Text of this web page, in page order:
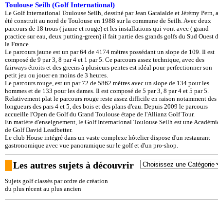
Toulouse Seilh (Golf International)
Le Golf International Toulouse Seilh, dessiné par Jean Garaialde et Jérémy Pern, a
été construit au nord de Toulouse en 1988 sur la commune de Seilh. Avec deux
parcours de 18 trous ( jaune et rouge) et les installations qui vont avec ( grand
practice sur eau, deux putting-green) il fait partie des grands golfs du Sud Ouest
la France.
Le parcours jaune est un par 64 de 4174 mètres possédant un slope de 109. Il est
composé de 9 par 3, 8 par 4 et 1 par 5. Ce parcours assez technique, avec des
fairways étroits et des greens à plusieurs pentes est idéal pour perfectionner son
petit jeu ou jouer en moins de 3 heures.
Le parcours rouge, est un par 72 de 5862 mètres avec un slope de 134 pour les
hommes et de 133 pour les dames. Il est composé de 5 par 3, 8 par 4 et 5 par 5.
Relativement plat le parcours rouge reste assez difficile en raison notamment des
longueurs des pars 4 et 5, des bois et des plans d'eau. Depuis 2009 le parcours
accueille l'Open de Golf du Grand Toulouse étape de l'Allianz Golf Tour.
En matière d'enseignement, le Golf International Toulouse Seilh est une
de Golf David Leadbetter.
Le club House intégré dans un vaste complexe hôtelier dispose d'un restaurant
gastronomique avec vue panoramique sur le golf et d'un pro-shop.
Les autres sujets à découvrir
Sujets golf classés par ordre de création
du plus récent au plus ancien